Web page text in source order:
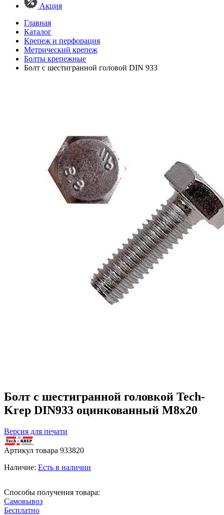
Акция
Главная
Каталог
Крепеж и перфорация
Метрический крепеж
Болты крепежные
Болт с шестигранной головой DIN 933
Болт с шестигранной головкой Tech-
Krep DIN933 оцинкованный М8х20
Версия для печати
Артикул товара 933820
Наличие: Есть в наличии
Способы получения товара:
Самовывоз
Бесплатно